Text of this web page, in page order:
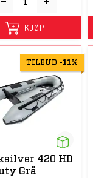
KJØP
TILBUD -11%
420 HD
Grå